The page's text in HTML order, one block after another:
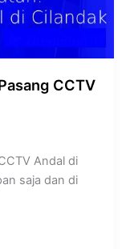
CCTV
Andal di
saja dan di